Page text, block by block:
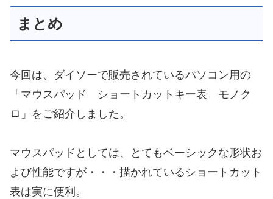
まとめ
今回は、ダイソーで販売されているパソコン用の
「マウスパッド ショートカットキー表 モノク
ロ」をご紹介しました。
マウスパッドとしては、とてもベーシックな形状お
よび性能ですが・・・描かれているショートカット
表は実に便利。